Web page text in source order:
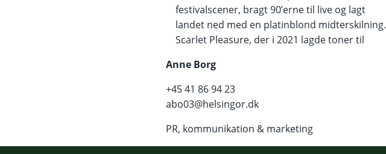
festivalscener, bragt 90’erne til live og lagt
landet ned med en platinblond midterskilning.
Scarlet Pleasure, der i 2021 lagde toner til
Anne Borg
+45 41 86 94 23
abo03@helsingor.dk
PR, kommunikation & marketing